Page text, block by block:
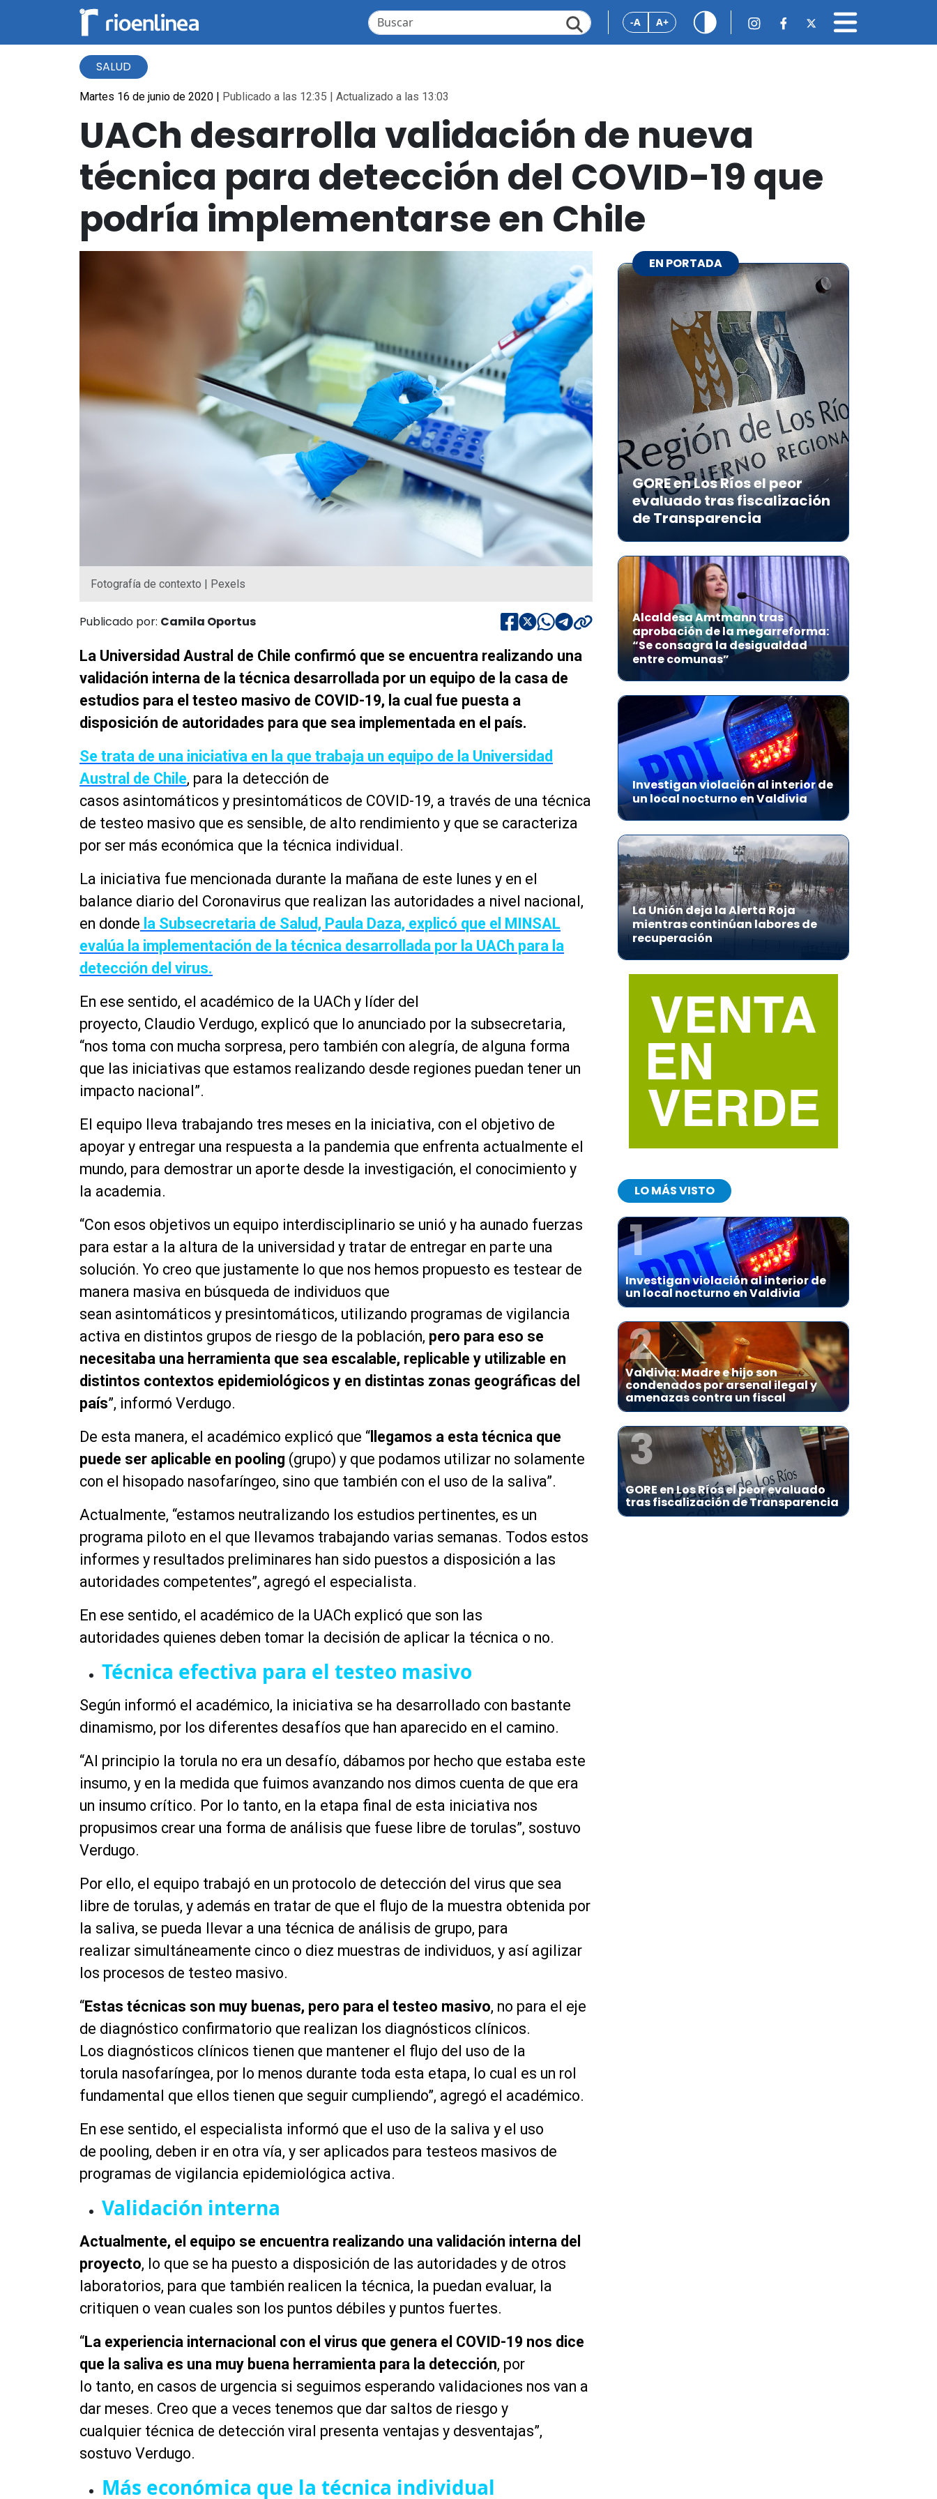
-A A+
SALUD
Martes 16 de junio de 2020 | Publicado a las 12:35 | Actualizado a las 13:03
UACh desarrolla validación de nueva
técnica para detección del COVID-19 que
podría implementarse en Chile
Fotografía de contexto | Pexels
Publicado por: Camila Oportus
La Universidad Austral de Chile confirmó que se encuentra realizando una
validación interna de la técnica desarrollada por un equipo de la casa de
estudios para el testeo masivo de COVID-19, la cual fue puesta a
disposición de autoridades para que sea implementada en el país.
Se trata de una iniciativa en la que trabaja un equipo de la Universidad
Austral de Chile, para la detección de
casos asintomáticos y presintomáticos de COVID-19, a través de una técnica
de testeo masivo que es sensible, de alto rendimiento y que se caracteriza
por ser más económica que la técnica individual.
La iniciativa fue mencionada durante la mañana de este lunes y en el
balance diario del Coronavirus que realizan las autoridades a nivel nacional,
en donde la Subsecretaria de Salud, Paula Daza, explicó que el MINSAL
evalúa la implementación de la técnica desarrollada por la UACh para la
detección del virus.
En ese sentido, el académico de la UACh y líder del
proyecto, Claudio Verdugo, explicó que lo anunciado por la subsecretaria,
“nos toma con mucha sorpresa, pero también con alegría, de alguna forma
que las iniciativas que estamos realizando desde regiones puedan tener un
impacto nacional”.
El equipo lleva trabajando tres meses en la iniciativa, con el objetivo de
apoyar y entregar una respuesta a la pandemia que enfrenta actualmente el
mundo, para demostrar un aporte desde la investigación, el conocimiento y
la academia.
“Con esos objetivos un equipo interdisciplinario se unió y ha aunado fuerzas
para estar a la altura de la universidad y tratar de entregar en parte una
solución. Yo creo que justamente lo que nos hemos propuesto es testear de
manera masiva en búsqueda de individuos que
sean asintomáticos y presintomáticos, utilizando programas de vigilancia
activa en distintos grupos de riesgo de la población, pero para eso se
necesitaba una herramienta que sea escalable, replicable y utilizable en
distintos contextos epidemiológicos y en distintas zonas geográficas del
país”, informó Verdugo.
De esta manera, el académico explicó que “ egamos a esta técnica que
puede ser aplicable en pooling (grupo) y que podamos utilizar no solamente
con el hisopado nasofaríngeo, sino que también con el uso de la saliva”.
Actualmente, “estamos neutralizando los estudios pertinentes, es un
programa piloto en el que llevamos trabajando varias semanas. Todos estos
informes y resultados preliminares han sido puestos a disposición a las
autoridades competentes”, agregó el especialista.
En ese sentido, el académico de la UACh explicó que son las
autoridades quienes deben tomar la decisión de aplicar la técnica o no.
Técnica efectiva para el testeo masivo
Según informó el académico, la iniciativa se ha desarrollado con bastante
dinamismo, por los diferentes desafíos que han aparecido en el camino.
“Al principio la torula no era un desafío, dábamos por hecho que estaba este
insumo, y en la medida que fuimos avanzando nos dimos cuenta de que era
un insumo crítico. Por lo tanto, en la etapa final de esta iniciativa nos
propusimos crear una forma de análisis que fuese libre de torulas”, sostuvo
Verdugo.
Por ello, el equipo trabajó en un protocolo de detección del virus que sea
libre de torulas, y además en tratar de que el flujo de la muestra obtenida por
la saliva, se pueda llevar a una técnica de análisis de grupo, para
realizar simultáneamente cinco o diez muestras de individuos, y así agilizar
los procesos de testeo masivo.
“Estas técnicas son muy buenas, pero para el testeo masivo, no para el eje
de diagnóstico confirmatorio que realizan los diagnósticos clínicos.
Los diagnósticos clínicos tienen que mantener el flujo del uso de la
torula nasofaríngea, por lo menos durante toda esta etapa, lo cual es un rol
fundamental que ellos tienen que seguir cumpliendo”, agregó el académico.
En ese sentido, el especialista informó que el uso de la saliva y el uso
de pooling, deben ir en otra vía, y ser aplicados para testeos masivos de
programas de vigilancia epidemiológica activa.
Validación interna
Actualmente, el equipo se encuentra realizando una validación interna del
proyecto, lo que se ha puesto a disposición de las autoridades y de otros
laboratorios, para que también realicen la técnica, la puedan evaluar, la
critiquen o vean cuales son los puntos débiles y puntos fuertes.
“La experiencia internacional con el virus que genera el COVID-19 nos dice
que la saliva es una muy buena herramienta para la detección, por
lo tanto, en casos de urgencia si seguimos esperando validaciones nos van a
dar meses. Creo que a veces tenemos que dar saltos de riesgo y
cualquier técnica de detección viral presenta ventajas y desventajas”,
sostuvo Verdugo.
Más económica que la técnica individual
EN PORTADA
GORE en Los Ríos el peor
evaluado tras fiscalización
de Transparencia
Alcaldesa Amtmann tras
aprobación de la megarreforma:
“Se consagra la desigualdad
entre comunas”
Investigan violación al interior de
un local nocturno en Valdivia
La Unión deja la Alerta Roja
mientras continúan labores de
recuperación
LO MÁS VISTO
1
Investigan violación al interior de
un local nocturno en Valdivia
2
Valdivia: Madre e hijo son
condenados por arsenal ilegal y
amenazas contra un fiscal
3
GORE en Los Ríos el peor evaluado
tras fiscalización de Transparencia